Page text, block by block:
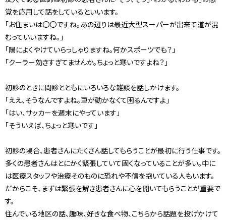
覚を応用して話をしているといいます。
「お住まいは〇〇ですね。あの辺りは最近大型スーパーが出来て道が混
むっていいますね。」
「陽によくやけていらっしゃりますね。何かスポーツでも？」
「クーラー効きすぎてませんか。ちょっと寒いですよね？」
初診のときに問診とともにいろいろな雑談を話しかけます。
「ええ、そうなんですよね。車が動かなくて困るんですよ」
「はい、サッカーを週末にやっています」
「そういえば、ちょっと寒いです」
初診の場合、患者さんにたくさん話してもらうことが最初に行う仕事です。
多くの患者さんはとにかく緊張していて固くなっていることが多い。中に
は医療スタッフや治療そのものに恐れや不信を抱いている人もいます。
だからこそ、まずは緊張を解き患者さんに心を開いてもらうことが重要で
す。
住んでいる地区の話、趣味、好きな食べ物、こちらから話題を投げかけて